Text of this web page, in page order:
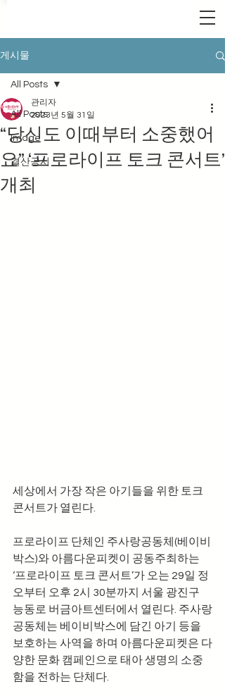
게시물
All Posts
Image
결산공시
All Posts
“당신도 이때부터 소중했어
요” ‘프로라이프 토크 콘서트’
개최
관리자
2023년 5월 31일
세상에서 가장 작은 아기들을 위한 토크
콘서트가 열린다.
프로라이프 단체인 주사랑공동체(베이비
박스)와 아름다운피켓이 공동주최하는
‘프로라이프 토크 콘서트’가 오는 29일 정
오부터 오후 2시 30분까지 서울 광진구
능동로 버금아트센터에서 열린다. 주사랑
공동체는 베이비박스에 담긴 아기 등을
보호하는 사역을 하며 아름다운피켓은 다
양한 문화 캠페인으로 태아 생명의 소중
함을 전하는 단체다.